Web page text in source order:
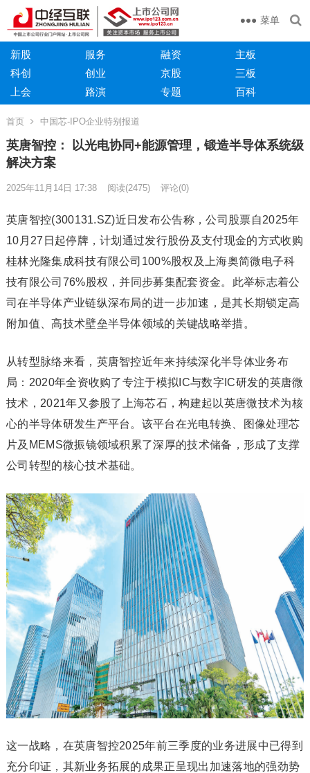
菜单
新股 服务 融资
主板
科创
创业 京股
三板
上会
路演 专题 百科
首页 中国芯-IPO企业特别报道
英唐智控： 以光电协同+能源管理，锻造半导体系统级
解决方案
2025年11月14日 17:38 阅读(2475) 评论(0)
英唐智控(300131.SZ)近日发布公告称，公司股票自2025年
10月27日起停牌，计划通过发行股份及支付现金的方式收购
桂林光隆集成科技有限公司100%股权及上海奥简微电子科
技有限公司76%股权，并同步募集配套资金。此举标志着公
司在半导体产业链纵深布局的进一步加速，是其长期锁定高
附加值、高技术壁垒半导体领域的关键战略举措。
从转型脉络来看，英唐智控近年来持续深化半导体业务布
局：2020年全资收购了专注于模拟IC与数字IC研发的英唐微
技术，2021年又参股了上海芯石，构建起以英唐微技术为核
心的半导体研发生产平台。该平台在光电转换、图像处理芯
片及MEMS微振镜领域积累了深厚的技术储备，形成了支撑
公司转型的核心技术基础。
这一战略，在英唐智控2025年前三季度的业务进展中已得到
充分印证，其新业务拓展的成果正呈现出加速落地的强劲势